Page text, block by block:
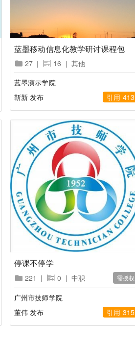
蓝墨移动信息化教学研讨课程包
27 | 16 | 其他
蓝墨演示学院
靳新 发布
引用 413
停课不停学
221 | 0 | 中职 需授权
广州市技师学院
董伟 发布
引用 315